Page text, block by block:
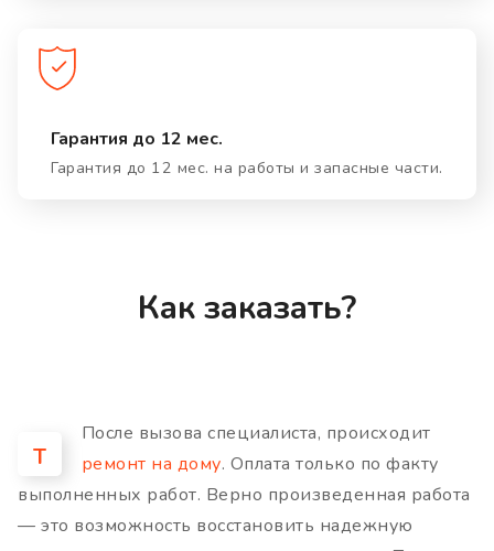
Гарантия до 12 мес.
Гарантия до 12 мес. на работы и запасные части.
Как заказать?
Т
После вызова специалиста, происходит
ремонт на дому. Оплата только по факту
выполненных работ. Верно произведенная работа
— это возможность восстановить надежную